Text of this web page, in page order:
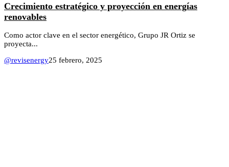
Crecimiento estratégico y proyección en energías
renovables
Como actor clave en el sector energético, Grupo JR Ortiz se
proyecta...
@revisenergy25 febrero, 2025